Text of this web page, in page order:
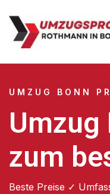
UMZUG BONN
Umzug
zum
Beste Preise ✓